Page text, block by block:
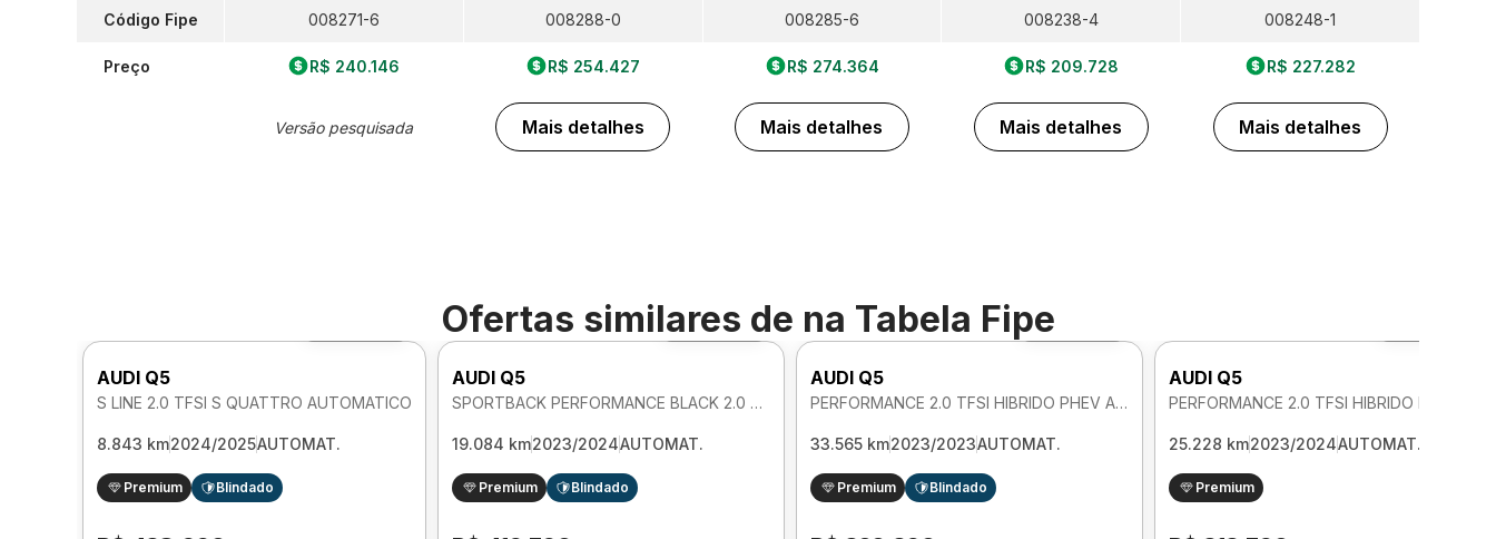
Código Fipe
Preço
008271-6
R$ 240.146
Versão pesquisada
008288-0
R$ 254.427
Mais detalhes
008285-6
R$ 274.364
Mais detalhes
008238-4
R$ 209.728
Mais detalhes
008248-1
R$ 227.282
Mais detalhes
Ofertas similares de na Tabela Fipe
AUDI Q5
S LINE 2.0 TFSI S QUATTRO AUTOMATICO
8.843 km2024/2025AUTOMAT.
Premium Blindado
Foto 360º
AUDI Q5
SPORTBACK PERFORMANCE BLACK 2.0 TFSI HIBRIDO PHEV AUTOMATICO
19.084 km2023/2024AUTOMAT.
Premium Blindado
Foto 360º
AUDI Q5
PERFORMANCE 2.0 TFSI HIBRIDO PHEV AUTOMATICO
33.565 km2023/2023AUTOMAT.
Premium Blindado
AUDI Q5
25.228 km2023/2024AUTOMAT.
Premium